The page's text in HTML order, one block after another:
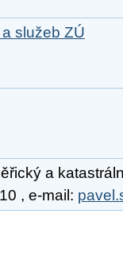
služeb ZÚ
a
, e-mail: